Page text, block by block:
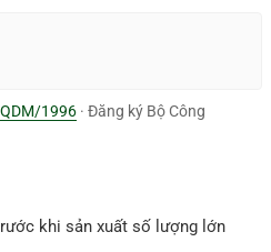
1996 · Đăng ký Bộ Công
khi sản xuất số lượng lớn